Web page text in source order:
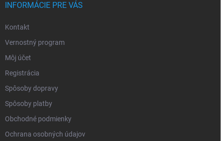
INFORMÁCIE PRE VÁS
Kontakt
Vernostný program
Môj účet
Registrácia
Spôsoby dopravy
Spôsoby platby
Obchodné podmienky
Ochrana osobných údajov